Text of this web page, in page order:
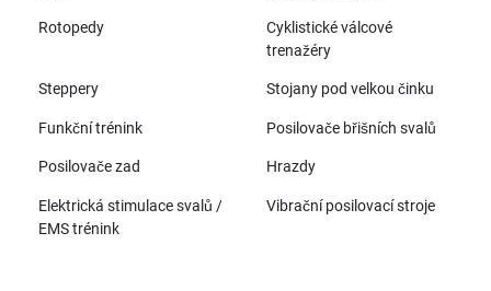
Rotopedy
Cyklistické válcové
trenažéry
Steppery Stojany pod velkou činku
Funkční trénink Posilovače břišních svalů
Posilovače zad Hrazdy
Elektrická stimulace svalů /
EMS trénink
Vibrační posilovací stroje